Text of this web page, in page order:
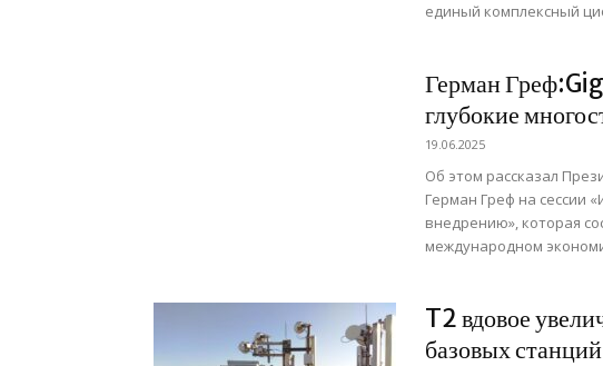
единый комплексный
Герман
глубокие
19.06.2025
Об этом рассказал
Герман Греф на сессии
внедрению», которая
международном
T2 вдовое
базовых станций